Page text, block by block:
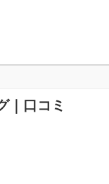
｜口コミ